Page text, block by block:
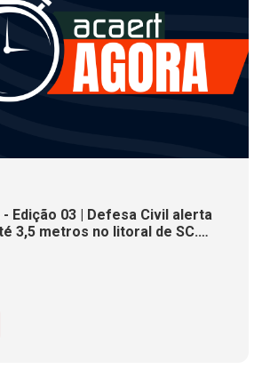
- Edição 03 | Defesa Civil alerta
3,5 metros no litoral de SC.